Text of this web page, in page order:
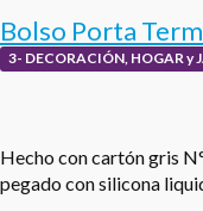
Bolso Porta
3- DECORACIÓN, HOGAR y
Hecho con cartón gris
pegado con silicona